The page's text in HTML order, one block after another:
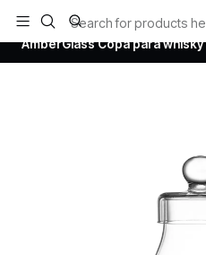
Todos los productos estan en
Home
Todos los productos
AmberGlass Copa para whisky